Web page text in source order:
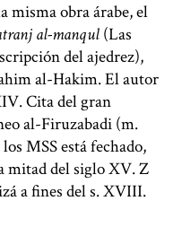
misma obra árabe, el
al-manqul (Las
del ajedrez),
al-Hakim. El autor
Cita del gran
al-Firuzabadi (m.
MSS está fechado,
mitad del siglo XV. Z
a fines del s. XVIII.